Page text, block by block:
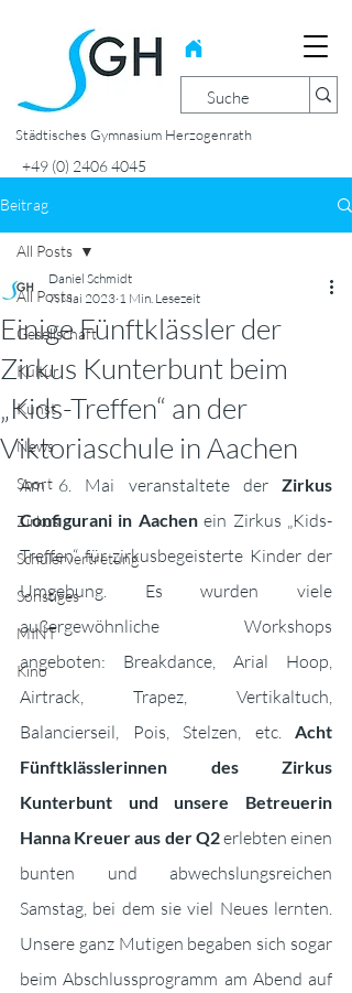
Städtisches Gymnasium Herzogenrath
+49 (0) 2406 4045
Beitrag
All Posts
Gesellschaft
Kultur
Kunst
News
Sport
Zirkus
Schülervertretung
Sonstiges
MINT
Kino
All Posts
Einige Fünftklässler der
Zirkus Kunterbunt beim
„Kids-Treffen“ an der
Viktoriaschule in Aachen
Daniel Schmidt
7. Mai 2023 1 Min. Lesezeit
Am 6. Mai veranstaltete der Zirkus
Configurani in Aachen ein Zirkus „Kids-
Treffen“ für zirkusbegeisterte Kinder der
Umgebung. Es wurden viele
außergewöhnliche Workshops
angeboten: Breakdance, Arial Hoop,
Airtrack, Trapez, Vertikaltuch,
Balancierseil, Pois, Stelzen, etc. Acht
Fünftklässlerinnen des Zirkus
Kunterbunt und unsere Betreuerin
Hanna Kreuer aus der Q2 erlebten einen
bunten und abwechslungsreichen
Samstag, bei dem sie viel Neues lernten.
Unsere ganz Mutigen begaben sich sogar
beim Abschlussprogramm am Abend auf